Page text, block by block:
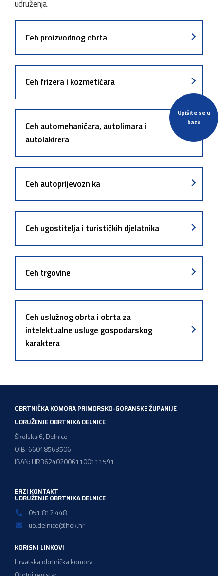
Upišite se u
bazu
udruženja.
Ceh proizvodnog obrta
Ceh frizera i kozmetičara
Ceh automehaničara, autolimara i
autolakirera
Ceh autoprijevoznika
Ceh ugostitelja i turističkih djelatnika
Ceh trgovine
Ceh uslužnog obrta i obrta za
intelektualne usluge gospodarskog
karaktera
OBRTNIČKA KOMORA PRIMORSKO-GORANSKE ŽUPANIJE
UDRUŽENJE OBRTNIKA DELNICE
Školska 6, Delnice
OIB: 66018563506
IBAN: HR3624020061100111591
BRZI KONTAKT
UDRUŽENJE OBRTNIKA DELNICE
051 812 448
uo.delnice@hok.hr
KORISNI LINKOVI
Hrvatska obrtnička komora